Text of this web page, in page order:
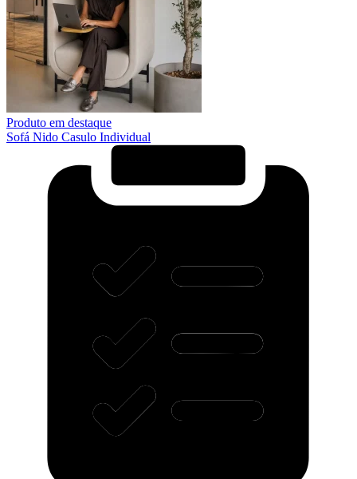
Produto em destaque
Sofá Nido Casulo Individual